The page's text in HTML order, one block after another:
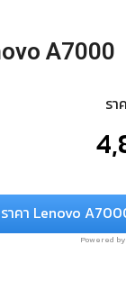
A7000
รา
าคา Lenovo
Powered